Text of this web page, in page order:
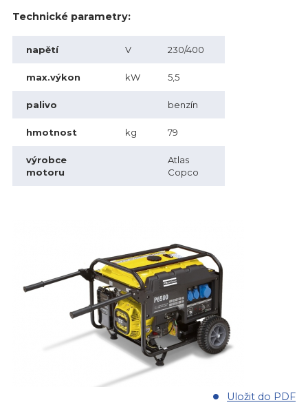
Technické parametry:
napětí V 230/400
max.výkon kW 5,5
palivo benzín
hmotnost kg 79
výrobce
motoru
Atlas
Copco
Uložit do PDF